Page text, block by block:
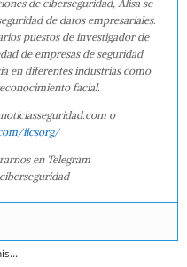
de ciberseguridad, Alisa se
de datos empresariales.
puestos de investigador de
de empresas de seguridad
en diferentes industrias como
facial.
o
iicsorg/
en Telegram